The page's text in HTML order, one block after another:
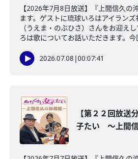
【2026年7月8日放送】『上間信久の
ます。ゲストに琉球いろはアイラン
（うえま・のぶひさ）さんをお迎え
ろは歌についてお話いただきます。今
2026.07.08 |00:07:41
【第２２回放送
子たい ～上間